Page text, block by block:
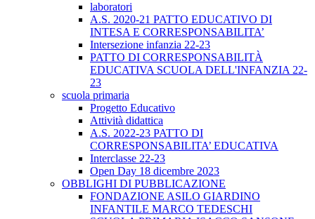
laboratori
A.S. 2020-21 PATTO EDUCATIVO DI
INTESA E CORRESPONSABILITA’
Intersezione infanzia 22-23
PATTO DI CORRESPONSABILITÀ
EDUCATIVA SCUOLA DELL'INFANZIA 22-
23
scuola primaria
Progetto Educativo
Attività didattica
A.S. 2022-23 PATTO DI
CORRESPONSABILITA’ EDUCATIVA
Interclasse 22-23
Open Day 18 dicembre 2023
OBBLIGHI DI PUBBLICAZIONE
FONDAZIONE ASILO GIARDINO
INFANTILE MARCO TEDESCHI